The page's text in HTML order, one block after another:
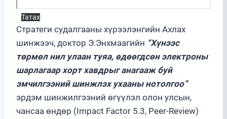
Татах
Стратеги судалгааны хүрээлэнгийн Ахлах
шинжээч, доктор Э.Энхмаагийн “Хүнээс
төрмөл нил улаан туяа, өдөөгдсөн электроны
шарлагаар хорт хавдрыг анагааж буй
эмчилгээний шинжлэх ухааны нотолгоо”
эрдэм шинжилгээний өгүүлэл олон улсын,
чансаа өндөр (Impact Factor 5.3, Peer-Review)